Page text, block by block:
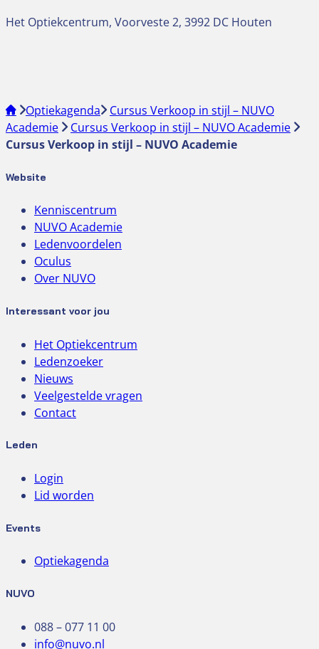
Het Optiekcentrum, Voorveste 2, 3992 DC Houten
Optiekagenda
Cursus Verkoop in stijl – NUVO
Academie
Cursus Verkoop in stijl – NUVO Academie
Cursus Verkoop in stijl – NUVO Academie
Website
Kenniscentrum
NUVO Academie
Ledenvoordelen
Oculus
Over NUVO
Interessant voor jou
Het Optiekcentrum
Ledenzoeker
Nieuws
Veelgestelde vragen
Contact
Leden
Login
Lid worden
Events
Optiekagenda
NUVO
088 – 077 11 00
info@nuvo.nl